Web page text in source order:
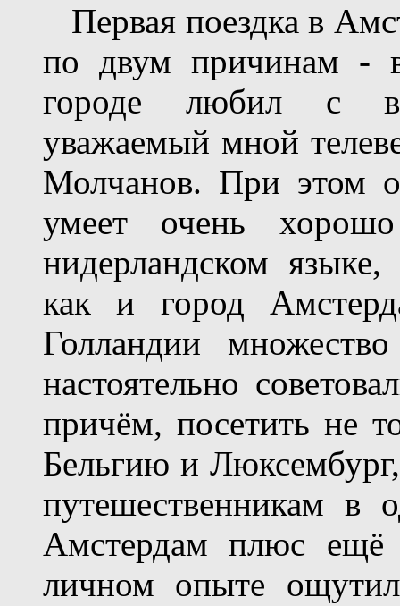
Первая поездка в
по двум причинам -
городе любил с
уважаемый мной
Молчанов. При этом
умеет очень
нидерландском
как и город
Голландии
настоятельно
причём, посетить не
Бельгию и
путешественникам в
Амстердам плюс
личном опыте